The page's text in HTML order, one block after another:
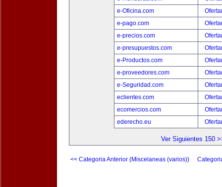
e-Oficina.com
e-pago.com
e-precios.com
e-presupuestos.com
e-Productos.com
e-proveedores.com
e-Seguridad.com
eclientes.com
ecomercios.com
ederecho.eu
Ver Siguientes 150
<< Categoria Anterior (Miscelaneas (varios))